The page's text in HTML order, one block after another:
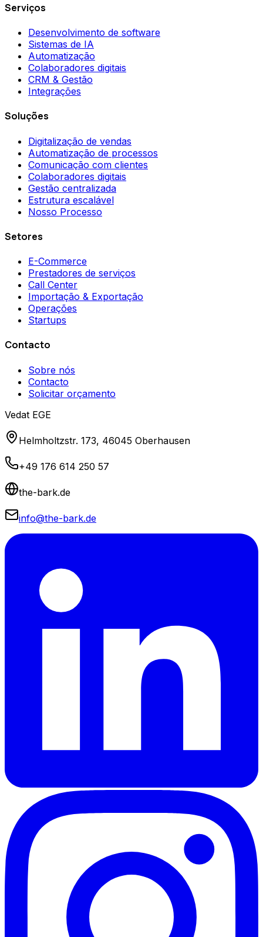
Serviços
Desenvolvimento de software
Sistemas de IA
Automatização
Colaboradores digitais
CRM & Gestão
Integrações
Soluções
Digitalização de vendas
Automatização de processos
Comunicação com clientes
Colaboradores digitais
Gestão centralizada
Estrutura escalável
Nosso Processo
Setores
E-Commerce
Prestadores de serviços
Call Center
Importação & Exportação
Operações
Startups
Contacto
Sobre nós
Contacto
Solicitar orçamento
Vedat EGE
Helmholtzstr. 173, 46045 Oberhausen
+49 176 614 250 57
the-bark.de
info@the-bark.de